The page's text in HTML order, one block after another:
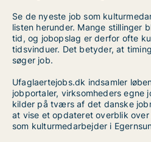
Se de nyeste job som
listen herunder. Mange stillinger
tid, og jobopslag er derfor ofte
tidsvinduer. Det betyder, at
søger job.
Ufaglaertejobs.dk indsamler
jobportaler, virksomheders egne
kilder på tværs af det danske
at vise et opdateret overblik
som kulturmedarbejder i